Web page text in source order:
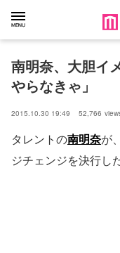
南明奈、大胆イ
やらなきゃ」
2015.10.30 19:49 52,766
タレントの南明奈が
ジチェンジを決行した